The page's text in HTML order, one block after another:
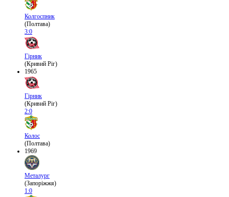
Колгоспник
(Полтава)
3:0
Гірник
(Кривий Ріг)
1965
Гірник
(Кривий Ріг)
2:0
Колос
(Полтава)
1969
Металург
(Запоріжжя)
1:0